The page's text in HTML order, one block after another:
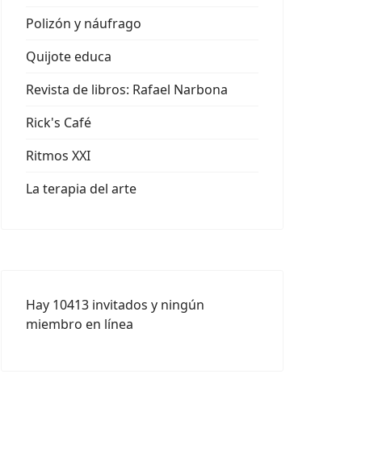
Polizón y náufrago
Quijote educa
Revista de libros: Rafael Narbona
Rick's Café
Ritmos XXI
La terapia del arte
Hay 10413 invitados y ningún
miembro en línea